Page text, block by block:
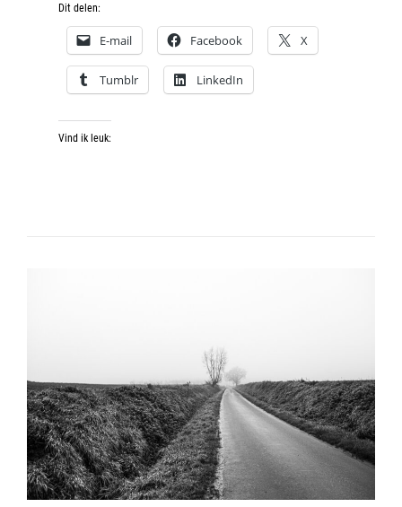
Dit delen:
E-mail Facebook X
Tumblr LinkedIn
Vind ik leuk: